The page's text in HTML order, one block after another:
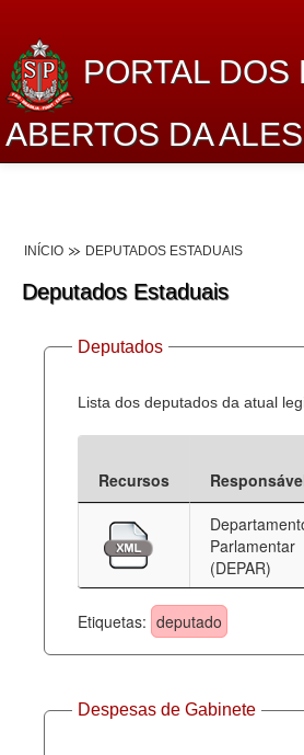
PORTAL DOS
ABERTOS DA
Lei de Acesso à Informação
Dados Governamentais Abertos
Planejamento
Catálogo de dados
Processo Legislativo
Deputados Estaduais
Administração
Legislação
Agenda
Perguntas frequentes
INÍCIO DEPUTADOS ESTADUAIS
Deputados Estaduais
Deputados
Lista dos deputados da atual
Recursos
Parlamentar
(DEPAR)
Etiquetas: deputado
Despesas de Gabinete